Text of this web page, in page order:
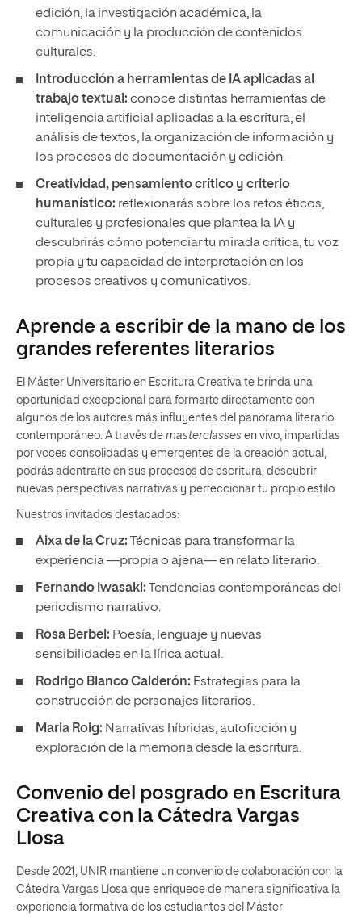
edición, la investigación académica, la
comunicación y la producción de contenidos
culturales.
Introducción a herramientas de IA aplicadas al
trabajo textual: conoce distintas herramientas de
inteligencia artificial aplicadas a la escritura, el
análisis de textos, la organización de información y
los procesos de documentación y edición.
Creatividad, pensamiento crítico y criterio
humanístico: reflexionarás sobre los retos éticos,
culturales y profesionales que plantea la IA y
descubrirás cómo potenciar tu mirada crítica, tu voz
propia y tu capacidad de interpretación en los
procesos creativos y comunicativos.
Aprende a escribir de la mano de los
grandes referentes literarios
El Máster Universitario en Escritura Creativa te brinda una
oportunidad excepcional para formarte directamente con
algunos de los autores más influyentes del panorama literario
contemporáneo. A través de masterclasses en vivo, impartidas
por voces consolidadas y emergentes de la creación actual,
podrás adentrarte en sus procesos de escritura, descubrir
nuevas perspectivas narrativas y perfeccionar tu propio estilo.
Nuestros invitados destacados:
Aixa de la Cruz: Técnicas para transformar la
experiencia —propia o ajena— en relato literario.
Fernando Iwasaki:
Tendencias contemporáneas del
periodismo narrativo.
Rosa Berbel: Poesía, lenguaje y nuevas
sensibilidades en la lírica actual.
Rodrigo Blanco Calderón: Estrategias para la
construcción de personajes literarios.
Maria Roig: Narrativas híbridas, autoficción y
exploración de la memoria desde la escritura.
Convenio del posgrado en Escritura
Creativa con la Cátedra Vargas
Llosa
Desde 2021, UNIR mantiene un convenio de colaboración con la
Cátedra Vargas Llosa que enriquece de manera significativa la
experiencia formativa de los estudiantes del Máster